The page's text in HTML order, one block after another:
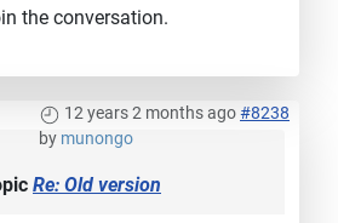
the conversation.
12 years 2 months ago#8238
by munongo
Re: Old version